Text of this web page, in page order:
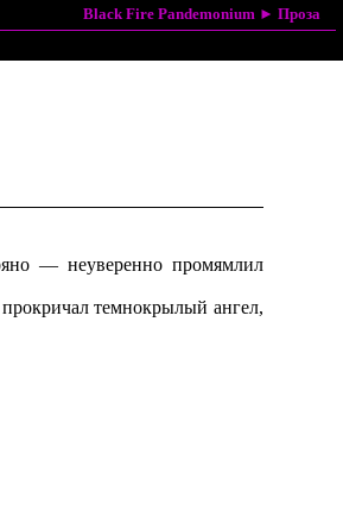
Black Fire Pandemonium ►Проза
— неуверенно промямлил
темнокрылый ангел,